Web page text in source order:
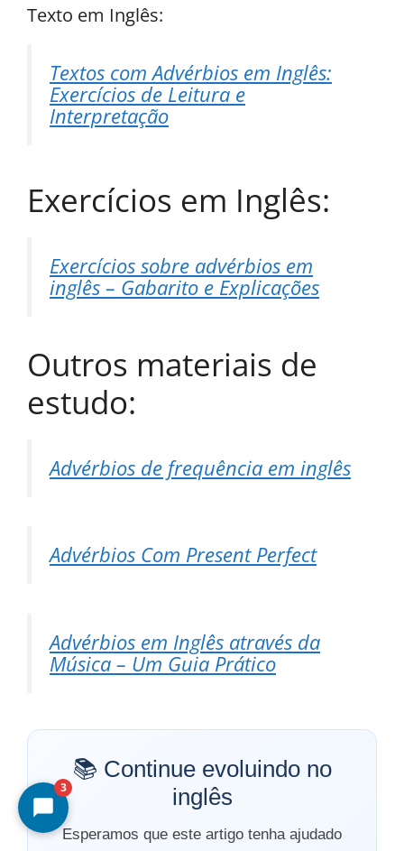
Texto em Inglês:
Textos com Advérbios em Inglês:
Exercícios de Leitura e
Interpretação
Exercícios em Inglês:
Exercícios sobre advérbios em
inglês – Gabarito e Explicações
Outros materiais de
estudo:
Advérbios de frequência em inglês
Advérbios Com Present Perfect
Advérbios em Inglês através da
Música – Um Guia Prático
📚 Continue evoluindo no
inglês
Esperamos que este artigo tenha ajudado
3